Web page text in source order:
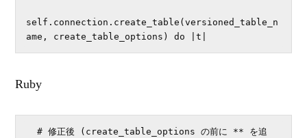
self.connection.create_table(versioned_table_n
ame, create_table_options) do |t|
Ruby
  # 修正後 (create_table_options の前に ** を追